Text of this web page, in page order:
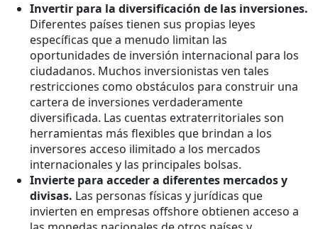
Invertir para la diversificación de las inversiones.
Diferentes países tienen sus propias leyes
específicas que a menudo limitan las
oportunidades de inversión internacional para los
ciudadanos. Muchos inversionistas ven tales
restricciones como obstáculos para construir una
cartera de inversiones verdaderamente
diversificada. Las cuentas extraterritoriales son
herramientas más flexibles que brindan a los
inversores acceso ilimitado a los mercados
internacionales y las principales bolsas.
Invierte para acceder a diferentes mercados y
divisas. Las personas físicas y jurídicas que
invierten en empresas offshore obtienen acceso a